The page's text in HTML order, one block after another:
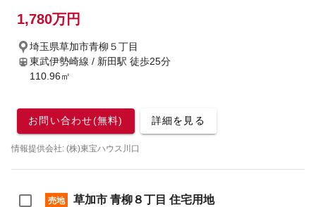
1,780万円
埼玉県草加市青柳５丁目
東武伊勢崎線 / 新田駅 徒歩25分
110.96㎡
お問い合わせ(無料) 詳細を見る
情報提供会社: (株)東宝ハウス川口
売地 草加市 青柳８丁目 住宅用地